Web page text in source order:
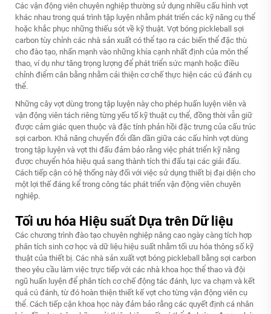
Các vận động viên chuyên nghiệp thường sử dụng nhiều cấu hình vợt
khác nhau trong quá trình tập luyện nhằm phát triển các kỹ năng cụ thể
hoặc khắc phục những thiếu sót về kỹ thuật. Vợt bóng pickleball sợi
carbon tùy chỉnh các nhà sản xuất có thể tạo ra các biến thể đặc thù
cho đào tạo, nhấn mạnh vào những khía cạnh nhất định của môn thể
thao, ví dụ như tăng trọng lượng để phát triển sức mạnh hoặc điều
chỉnh điểm cân bằng nhằm cải thiện cơ chế thực hiện các cú đánh cụ
thể.
Những cây vợt dùng trong tập luyện này cho phép huấn luyện viên và
vận động viên tách riêng từng yếu tố kỹ thuật cụ thể, đồng thời vẫn giữ
được cảm giác quen thuộc và đặc tính phản hồi đặc trưng của cấu trúc
sợi carbon. Khả năng chuyển đổi dần dần giữa các cấu hình vợt dùng
trong tập luyện và vợt thi đấu đảm bảo rằng việc phát triển kỹ năng
được chuyển hóa hiệu quả sang thành tích thi đấu tại các giải đấu.
Cách tiếp cận có hệ thống này đối với việc sử dụng thiết bị đại diện cho
một lợi thế đáng kể trong công tác phát triển vận động viên chuyên
nghiệp.
Tối ưu hóa Hiệu suất Dựa trên Dữ liệu
Các chương trình đào tạo chuyên nghiệp nâng cao ngày càng tích hợp
phân tích sinh cơ học và dữ liệu hiệu suất nhằm tối ưu hóa thông số kỹ
thuật của thiết bị. Các nhà sản xuất vợt bóng pickleball bằng sợi carbon
theo yêu cầu làm việc trực tiếp với các nhà khoa học thể thao và đội
ngũ huấn luyện để phân tích cơ chế động tác đánh, lực va chạm và kết
quả cú đánh, từ đó hoàn thiện thiết kế vợt cho từng vận động viên cụ
thể. Cách tiếp cận khoa học này đảm bảo rằng các quyết định cá nhân